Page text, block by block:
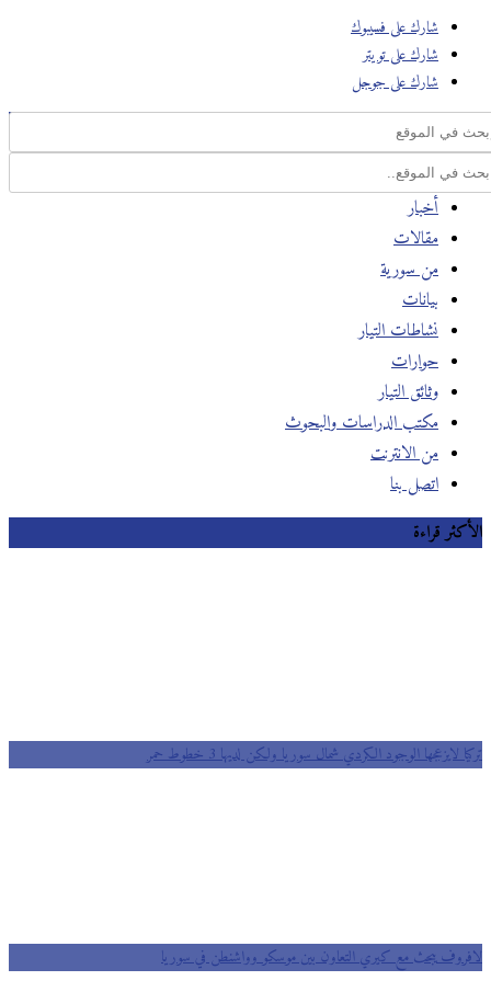
شارك على فسيبوك
شارك على تويتر
شارك على جوجل
أخبار
مقالات
من سورية
بيانات
نشاطات التيار
حوارات
وثائق التيار
مكتب الدراسات والبحوث
من الانترنت
اتصل بنا
الأكثر قراءة
تركيا لايزعجها الوجود الكردي شمال سوريا ولكن لديها 3 خطوط حمر
لافروف يبحث مع كيري التعاون بين موسكو وواشنطن في سوريا